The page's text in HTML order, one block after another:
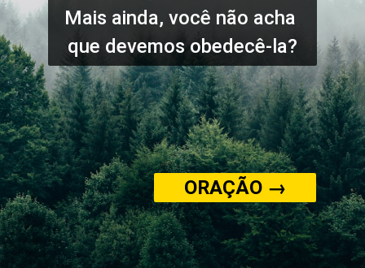
Mais ainda, você não acha
que devemos obedecê-la?
ORAÇÃO →